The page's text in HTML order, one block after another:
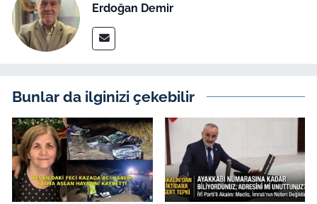
Erdoğan Demir
Bunlar da ilginizi çekebilir